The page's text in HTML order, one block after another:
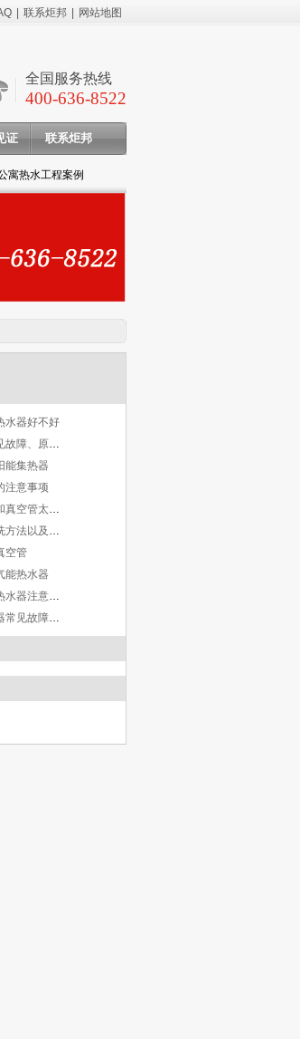
联系炬邦 网站地图
全国服务热线
400-636-8522
证 联系炬邦
寓热水工程案例
水器好不好
太阳能热水器常见故障、原因及解决方案
能集热器
注意事项
平板太阳能集热和真空管太阳能集热哪个比较好
不锈钢水箱的清洗方法以及保养
空管
能热水器
安装工厂空气能热水器注意事项
宿舍空气能热水器常见故障及解决方法